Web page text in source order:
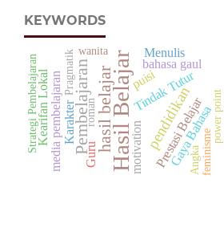
KEYWORDS
Hasil Belajar
Pembelajaranhasil belajar pendidikan
Tindak Tutur
Prestasi Belajar
bahasa gaul
Karakter
media pembelajaran motivation
Kearifan Lokal Gaya Bahasa
puisi
Guru
Menulis
roman power point
Strategi Pembelajaran
Angka
Pragmatik wanita
feminisme